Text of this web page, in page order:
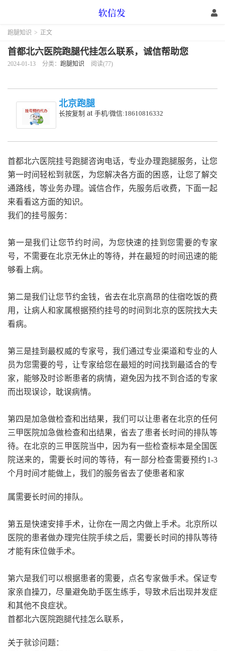
跑腿知识 > 正文
首都北六医院跑腿代挂怎么联系，诚信帮助您
2024-01-13 分类： 跑腿知识 阅读(77)
北京跑腿
长按复制 at 手机/微信:18610816332
首都北六医院挂号跑腿咨询电话，专业办理跑腿服务，让您
第一时间轻松到就医，为您解决各方面的困惑，让您了解交
通路线，等业务办理。诚信合作，先服务后收费，下面一起
来看看这方面的知识。
我们的挂号服务：
第一是我们让您节约时间，为您快速的挂到您需要的专家
号，不需要在北京无休止的等待，并在最短的时间迅速的能
够看上病。
第二是我们让您节约金钱，省去在北京高昂的住宿吃饭的费
用，让病人和家属根据预约挂号的时间到北京的医院找大夫
看病。
第三是挂到最权威的专家号，我们通过专业渠道和专业的人
员为您需要的号，让专家给您在最短的时间找到最适合的专
家，能够及时诊断患者的病情，避免因为找不到合适的专家
而出现误诊，耽误病情。
第四是加急做检查和出结果，我们可以让患者在北京的任何
三甲医院加急做检查和出结果，省去了患者长时间的排队等
待。在北京的三甲医院当中，因为有一些检查标本是全国医
院送来的，需要长时间的等待，有一部分检查需要预约1-3
个月时间才能做上，我们的服务省去了使患者和家
属需要长时间的排队。
第五是快速安排手术，让你在一周之内做上手术。北京所以
医院的患者做办理完住院手续之后，需要长时间的排队等待
才能有床位做手术。
第六是我们可以根据患者的需要，点名专家做手术。保证专
家亲自操刀，尽量避免助手医生练手，导致术后出现并发症
和其他不良症状。
首都北六医院跑腿代挂怎么联系，
关于就诊问题：